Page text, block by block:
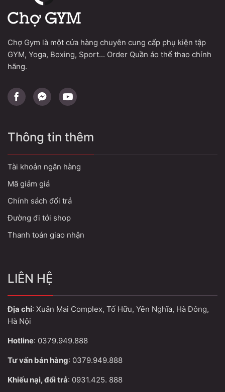
Chợ Gym là một cửa hàng chuyên cung cấp phụ kiện tập
GYM, Yoga, Boxing, Sport... Order Quần áo thể thao chính
hãng.
Thông tin thêm
Tài khoản ngân hàng
Mã giảm giá
Chính sách đổi trả
Đường đi tới shop
Thanh toán giao nhận
LIÊN HỆ
Địa chỉ: Xuân Mai Complex, Tố Hữu, Yên Nghĩa, Hà Đông,
Hà Nội
Hotline: 0379.949.888
Tư vấn bán hàng: 0379.949.888
Khiếu nại, đổi trả: 0931.425. 888